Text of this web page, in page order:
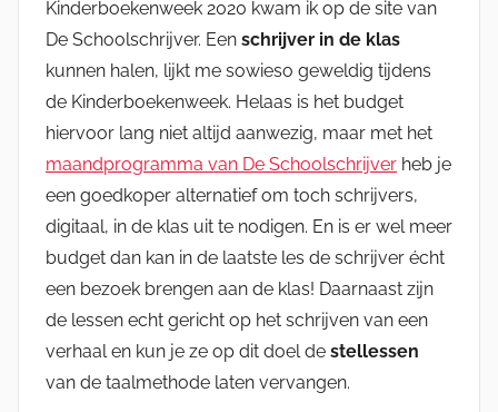
Kinderboekenweek 2020 kwam ik op de site van
De Schoolschrijver. Een schrijver in de klas
kunnen halen, lijkt me sowieso geweldig tijdens
de Kinderboekenweek. Helaas is het budget
hiervoor lang niet altijd aanwezig, maar met het
maandprogramma van De Schoolschrijver heb je
een goedkoper alternatief om toch schrijvers,
digitaal, in de klas uit te nodigen. En is er wel meer
budget dan kan in de laatste les de schrijver écht
een bezoek brengen aan de klas! Daarnaast zijn
de lessen echt gericht op het schrijven van een
verhaal en kun je ze op dit doel de stellessen
van de taalmethode laten vervangen.